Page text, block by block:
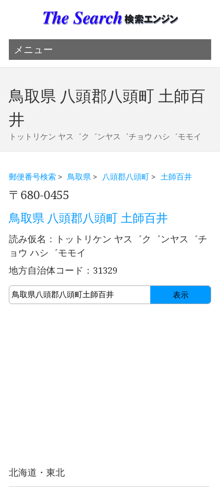
メニュー
鳥取県 八頭郡八頭町 土師百
井
トットリケン ヤス゛ク゛ンヤス゛チョウ ハシ゛モモイ
郵便番号検索 > 鳥取県 > 八頭郡八頭町> 土師百井
〒680-0455
鳥取県 八頭郡八頭町 土師百井
読み仮名：トットリケン ヤス゛ク゛ンヤス゛チ
ョウ ハシ゛モモイ
地方自治体コード：31329
表示
北海道・東北